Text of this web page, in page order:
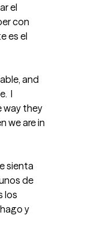
el
con
es el
and
I
way they
we are in
sienta
de
los
y